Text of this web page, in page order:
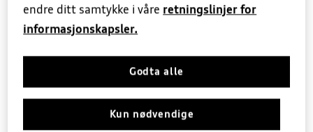
Leasingkampanje
Q6 e-tron quattrofra kr 4 9902pr
endre ditt samtykke i våre retningslinjer for
informasjonskapsler.
Kun nødvendige
Godta alle